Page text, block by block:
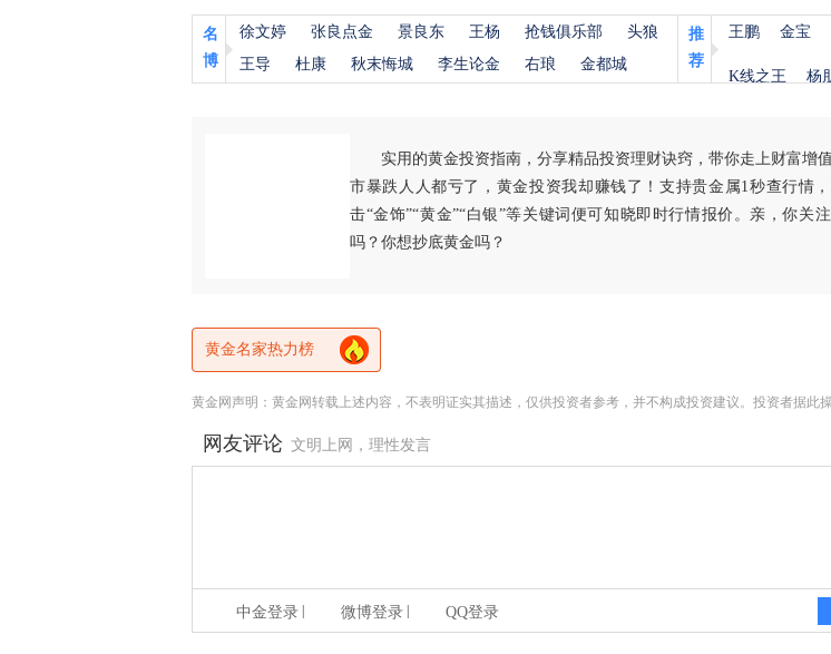
名
博
徐文婷 张良点金 景良东 王杨 抢钱俱乐部
头狼
王导
杜康 秋末悔城 李生论金 右琅 金都城
推
荐
王鹏 金宝
K线之王 杨
实用的黄金投资指南，分享精品投资理财诀窍，带你走上财富增
市暴跌人人都亏了，黄金投资我却赚钱了！支持贵金属1秒查行情
击“金饰”“黄金”“白银”等关键词便可知晓即时行情报价。亲，你关
吗？你想抄底黄金吗？
黄金名家热力榜
黄金网声明：黄金网转载上述内容，不表明证实其描述，仅供投资者参考，并不构成投资建议。投资者据此操
网友评论 文明上网，理性发言
中金登录 微博登录 QQ登录